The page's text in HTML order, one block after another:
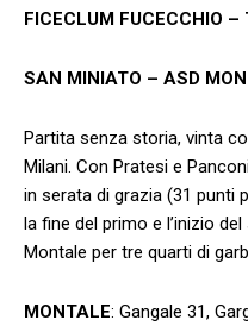
FICECLUM FUCECCHIO
SAN MINIATO – ASD
Partita senza storia, vinta
Milani. Con Pratesi e
in serata di grazia (31 punti
la fine del primo e l’inizio
Montale per tre quarti di
MONTALE: Gangale 31,